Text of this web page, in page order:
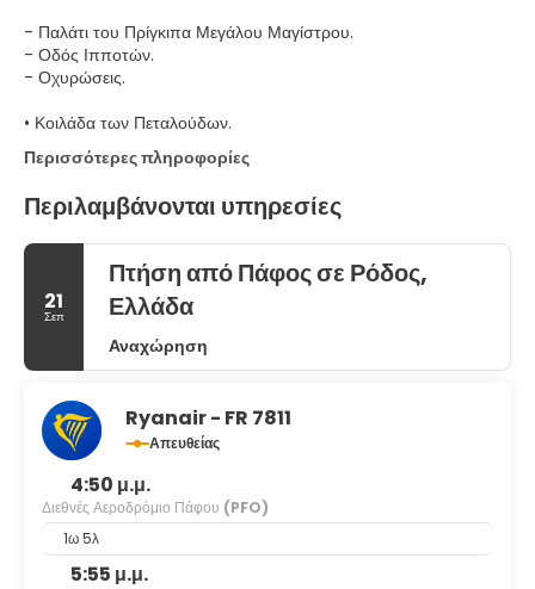
- Παλάτι του Πρίγκιπα Μεγάλου Μαγίστρου.
- Οδός Ιπποτών.
- Οχυρώσεις.
Περισσότερες πληροφορίες
Περιλαμβάνονται υπηρεσίες
21
Σεπ
Πτήση από Πάφος σε Ρόδος,
Ελλάδα
Αναχώρηση
Ryanair - FR 7811
Απευθείας
4:50 μ.μ.
Διεθνές Αεροδρόμιο Πάφου (PFO)
1ω 5λ
5:55 μ.μ.